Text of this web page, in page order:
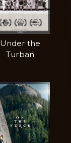
Under the
Turban